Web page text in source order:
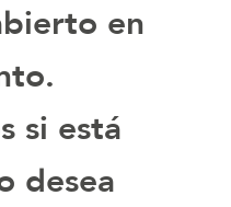
en
si está
desea